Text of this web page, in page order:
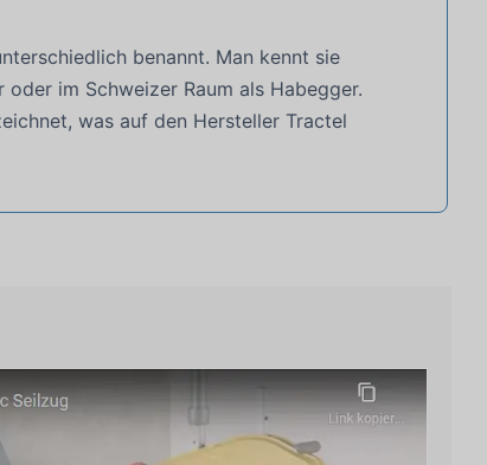
benannt. Man kennt sie
im Schweizer Raum als Habegger.
was auf den Hersteller Tractel